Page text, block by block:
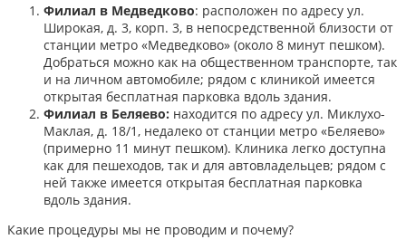
Филиал в Медведково: расположен по адресу ул.
Широкая, д. 3, корп. 3, в непосредственной близости от
станции метро «Медведково» (около 8 минут пешком).
Добраться можно как на общественном транспорте, так
и на личном автомобиле; рядом с клиникой имеется
открытая бесплатная парковка вдоль здания.
Филиал в Беляево: находится по адресу ул. Миклухо-
Маклая, д. 18/1, недалеко от станции метро «Беляево»
(примерно 11 минут пешком). Клиника легко доступна
как для пешеходов, так и для автовладельцев; рядом с
ней также имеется открытая бесплатная парковка
вдоль здания.
Какие процедуры мы не проводим и почему?